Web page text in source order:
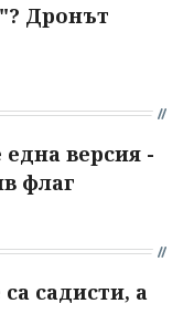
Дронът
версия -
флаг
садисти, а